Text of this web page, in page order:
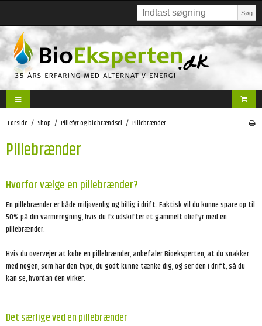
Søg
Forside / Shop / Pillefyr og biobrændsel / Pillebrænder
Pillebrænder
Hvorfor vælge en pillebrænder?
En pillebrænder er både miljøvenlig og billig i drift. Faktisk vil du kunne spare op til
50% på din varmeregning, hvis du fx udskifter et gammelt oliefyr med en
pillebrænder.
Hvis du overvejer at købe en pillebrænder, anbefaler Bioeksperten, at du snakker
med nogen, som har den type, du godt kunne tænke dig, og ser den i drift, så du
kan se, hvordan den virker.
Det særlige ved en pillebrænder